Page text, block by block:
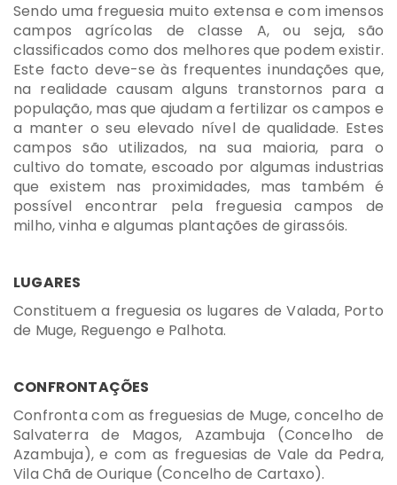
Sendo uma freguesia muito extensa e com imensos
campos agrícolas de classe A, ou seja, são
classificados como dos melhores que podem existir.
Este facto deve-se às frequentes inundações que,
na realidade causam alguns transtornos para a
população, mas que ajudam a fertilizar os campos e
a manter o seu elevado nível de qualidade. Estes
campos são utilizados, na sua maioria, para o
cultivo do tomate, escoado por algumas industrias
que existem nas proximidades, mas também é
possível encontrar pela freguesia campos de
milho, vinha e algumas plantações de girassóis.
LUGARES
Constituem a freguesia os lugares de Valada, Porto
de Muge, Reguengo e Palhota.
CONFRONTAÇÕES
Confronta com as freguesias de Muge, concelho de
Salvaterra de Magos, Azambuja (Concelho de
Azambuja), e com as freguesias de Vale da Pedra,
Vila Chã de Ourique (Concelho de Cartaxo).